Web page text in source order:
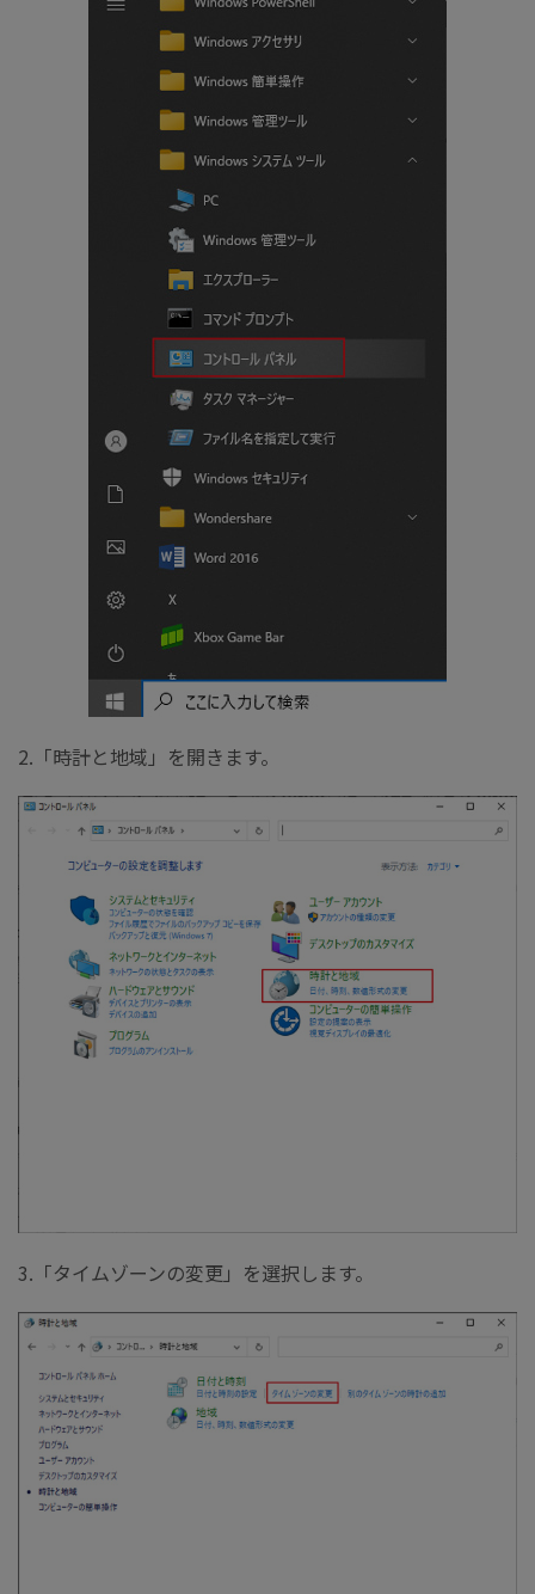
2.「時計と地域」を開きます。
3.「タイムゾーンの変更」を選択します。